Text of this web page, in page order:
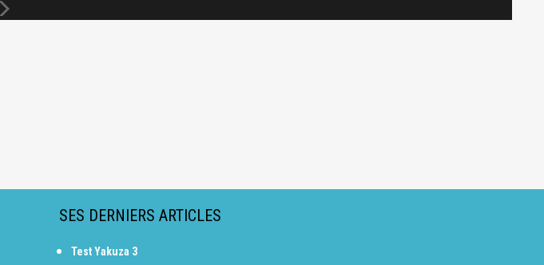
SES DERNIERS ARTICLES
Test Yakuza 3